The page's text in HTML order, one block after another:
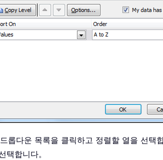
드롭다운 목록을 클릭하고 정렬할 열을 선택
택합니다。